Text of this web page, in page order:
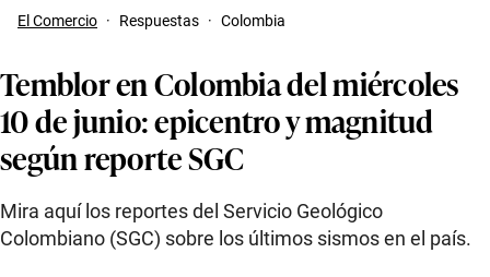
El Comercio · Respuestas · Colombia
Temblor en Colombia del miércoles
10 de junio: epicentro y magnitud
según reporte SGC
Mira aquí los reportes del Servicio Geológico
Colombiano (SGC) sobre los últimos sismos en el país.